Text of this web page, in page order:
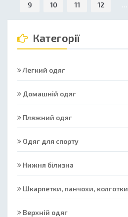
9
10 11 12
Категорії
Легкий одяг
Домашній одяг
Пляжний одяг
Одяг для спорту
Нижня білизна
Шкарпетки, панчохи, колготки
Верхній одяг